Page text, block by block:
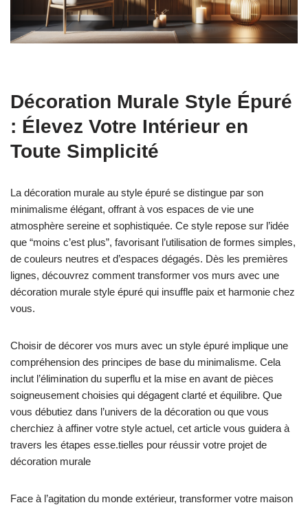
Décoration Murale Style Épuré
: Élevez Votre Intérieur en
Toute Simplicité
La décoration murale au style épuré se distingue par son
minimalisme élégant, offrant à vos espaces de vie une
atmosphère sereine et sophistiquée. Ce style repose sur l’idée
que “moins c’est plus”, favorisant l’utilisation de formes simples,
de couleurs neutres et d’espaces dégagés. Dès les premières
lignes, découvrez comment transformer vos murs avec une
décoration murale style épuré qui insuffle paix et harmonie chez
vous.
Choisir de décorer vos murs avec un style épuré implique une
compréhension des principes de base du minimalisme. Cela
inclut l’élimination du superflu et la mise en avant de pièces
soigneusement choisies qui dégagent clarté et équilibre. Que
vous débutiez dans l’univers de la décoration ou que vous
cherchiez à affiner votre style actuel, cet article vous guidera à
travers les étapes esse.tielles pour réussir votre projet de
décoration murale
Face à l’agitation du monde extérieur, transformer votre maison